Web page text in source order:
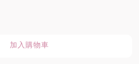
加入購物車